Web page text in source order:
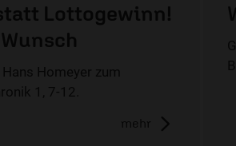
Lottogewinn!
Homeyer zum
1, 7-12.
mehr